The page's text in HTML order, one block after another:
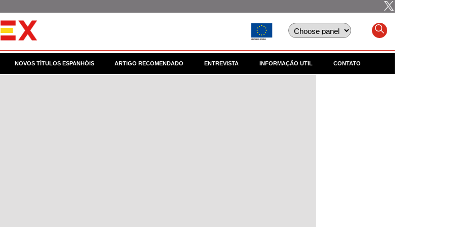
NOVOS TÍTULOS ESPANHÓIS ARTIGO RECOMENDADO ENTREVISTA INFORMAÇÃO UTIL CONTATO